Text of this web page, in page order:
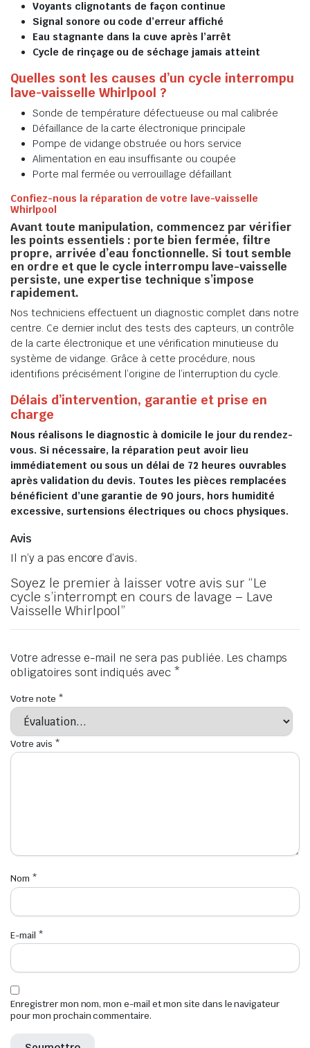
Voyants clignotants de façon continue
Signal sonore ou code d’erreur affiché
Eau stagnante dans la cuve après l’arrêt
Cycle de rinçage ou de séchage jamais atteint
Quelles sont les causes d’un cycle interrompu
lave-vaisselle Whirlpool ?
Sonde de température défectueuse ou mal calibrée
Défaillance de la carte électronique principale
Pompe de vidange obstruée ou hors service
Alimentation en eau insuffisante ou coupée
Porte mal fermée ou verrouillage défaillant
Confiez-nous la réparation de votre lave-vaisselle
Whirlpool
Avant toute manipulation, commencez par vérifier
les points essentiels : porte bien fermée, filtre
propre, arrivée d’eau fonctionnelle. Si tout semble
en ordre et que le cycle interrompu lave-vaisselle
persiste, une expertise technique s’impose
rapidement.
Nos techniciens effectuent un diagnostic complet dans notre
centre. Ce dernier inclut des tests des capteurs, un contrôle
de la carte électronique et une vérification minutieuse du
système de vidange. Grâce à cette procédure, nous
identifions précisément l’origine de l’interruption du cycle.
Délais d’intervention, garantie et prise en
charge
Nous réalisons le diagnostic à domicile le jour du rendez-
vous. Si nécessaire, la réparation peut avoir lieu
immédiatement ou sous un délai de 72 heures ouvrables
après validation du devis. Toutes les pièces remplacées
bénéficient d’une garantie de 90 jours, hors humidité
excessive, surtensions électriques ou chocs physiques.
Avis
Il n’y a pas encore d’avis.
Soyez le premier à laisser votre avis sur “Le
cycle s’interrompt en cours de lavage – Lave
Vaisselle Whirlpool”
Votre adresse e-mail ne sera pas publiée. Les champs
obligatoires sont indiqués avec *
Votre note *
Votre avis *
Nom *
E-mail *
Enregistrer mon nom, mon e-mail et mon site dans le navigateur
pour mon prochain commentaire.